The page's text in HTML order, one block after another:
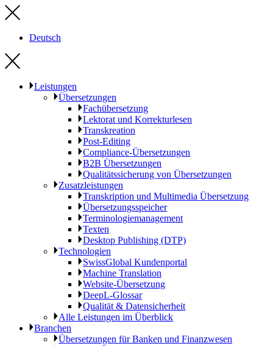
Deutsch
Leistungen
Übersetzungen
Fachübersetzung
Lektorat und Korrekturlesen
Transkreation
Post-Editing
Compliance-Übersetzungen
B2B Übersetzungen
Qualitätssicherung von Übersetzungen
Zusatzleistungen
Transkription und Multimedia Übersetzung
Übersetzungsspeicher
Terminologiemanagement
Texten
Desktop Publishing (DTP)
Technologien
SwissGlobal Kundenportal
Machine Translation
Website-Übersetzung
DeepL-Glossar
Qualität & Datensicherheit
Alle Leistungen im Überblick
Branchen
Übersetzungen für Banken und Finanzwesen